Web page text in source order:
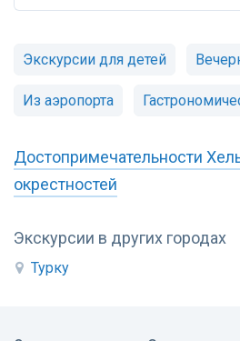
Экскурсии в других городах
Турку
Экскурсии для детей
Из аэропорта
Достопримечательности
окрестностей